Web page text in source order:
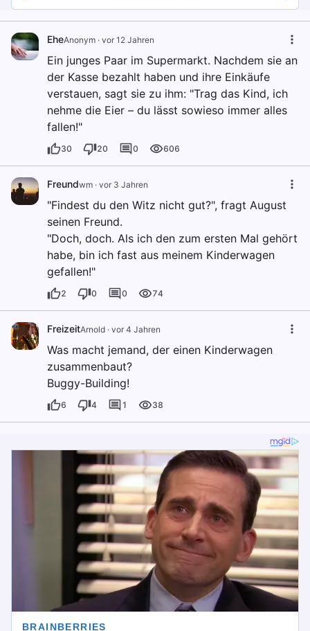
EheAnonym · vor 12 Jahren
Ein junges Paar im Supermarkt. Nachdem sie an
der Kasse bezahlt haben und ihre Einkäufe
verstauen, sagt sie zu ihm: "Trag das Kind, ich
nehme die Eier – du lässt sowieso immer alles
fallen!"
30 20 0 606
Freundwm · vor 3 Jahren
"Findest du den Witz nicht gut?", fragt August
seinen Freund.
"Doch, doch. Als ich den zum ersten Mal gehört
habe, bin ich fast aus meinem Kinderwagen
gefallen!"
2 0 0 74
FreizeitArnold · vor 4 Jahren
Was macht jemand, der einen Kinderwagen
zusammenbaut?
Buggy-Building!
6 4 1 38